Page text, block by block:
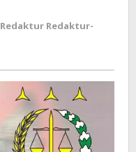
Redaktur Redaktur-